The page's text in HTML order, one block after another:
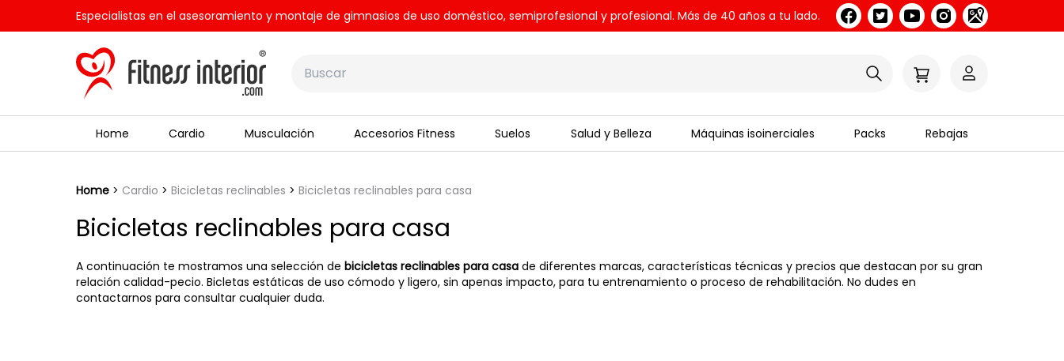
Especialistas en el asesoramiento y montaje de gimnasios de uso doméstico, semiprofesional y profesional. Más de 40 años a tu lado.
Home Cardio Musculación Accesorios Fitness Suelos Salud y Belleza Máquinas isoinerciales Packs Rebajas
Home Cardio Bicicletas reclinables Bicicletas reclinables para casa
Bicicletas reclinables para casa
A continuación te mostramos una selección de bicicletas reclinables para casa de diferentes marcas, características técnicas y precios que destacan por su gran
relación calidad-pecio. Bicletas estáticas de uso cómodo y ligero, sin apenas impacto, para tu entrenamiento o proceso de rehabilitación. No dudes en
contactarnos para consultar cualquier duda.